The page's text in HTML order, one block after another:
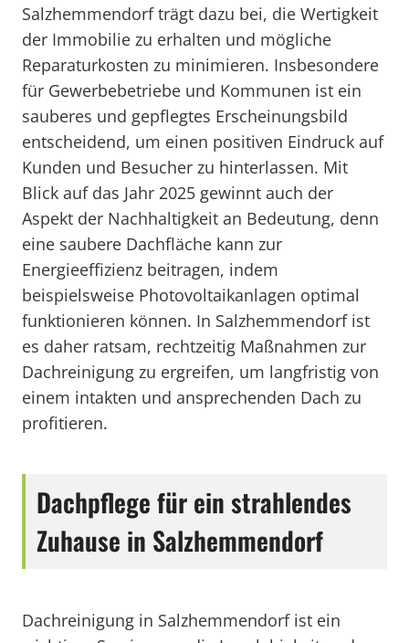
Salzhemmendorf trägt dazu bei, die Wertigkeit
der Immobilie zu erhalten und mögliche
Reparaturkosten zu minimieren. Insbesondere
für Gewerbebetriebe und Kommunen ist ein
sauberes und gepflegtes Erscheinungsbild
entscheidend, um einen positiven Eindruck auf
Kunden und Besucher zu hinterlassen. Mit
Blick auf das Jahr 2025 gewinnt auch der
Aspekt der Nachhaltigkeit an Bedeutung, denn
eine saubere Dachfläche kann zur
Energieeffizienz beitragen, indem
beispielsweise Photovoltaikanlagen optimal
funktionieren können. In Salzhemmendorf ist
es daher ratsam, rechtzeitig Maßnahmen zur
Dachreinigung zu ergreifen, um langfristig von
einem intakten und ansprechenden Dach zu
profitieren.
Dachpflege für ein strahlendes
Zuhause in Salzhemmendorf
Dachreinigung in Salzhemmendorf ist ein